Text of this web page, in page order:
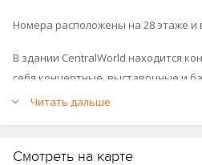
Номера расположены на 28 этаже
В здании CentralWorld находится
себя концертные, выставочные и
около 500 магазинов.
тренажёрный зал, 9 баров и
Читать дальше
Смотреть на карте